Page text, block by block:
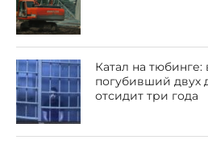
Катал на тюбинге:
погубивший двух
отсидит три года